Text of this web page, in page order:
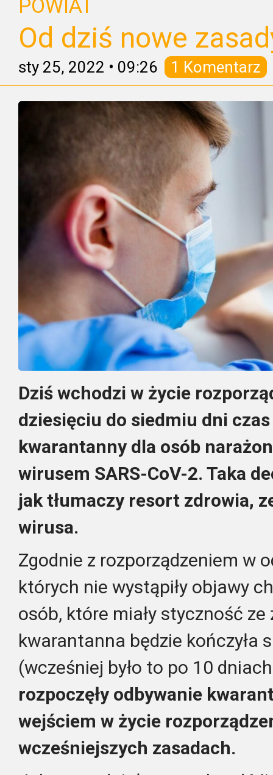
POWIAT
Od dziś nowe
sty 25, 2022 • 09:26 1 Komentarz
Dziś wchodzi w życie
dziesięciu do siedmiu dni
kwarantanny dla osób
wirusem SARS-CoV-2. Taka
jak tłumaczy resort zdrowia,
wirusa.
Zgodnie z rozporządzeniem w
których nie wystąpiły objawy
osób, które miały styczność ze
kwarantanna będzie kończyła
(wcześniej było to po 10
rozpoczęły odbywanie
wejściem w życie
wcześniejszych zasadach.